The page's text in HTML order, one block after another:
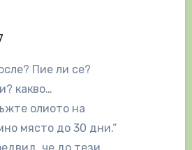
Пие ли се?
какво…
олиото на
място до 30 дни.“